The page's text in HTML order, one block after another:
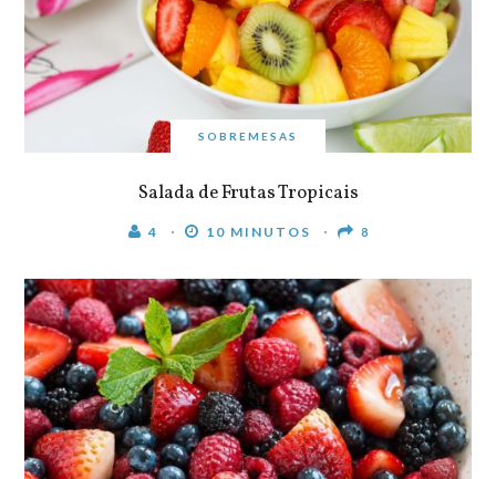
SOBREMESAS
Salada de Frutas Tropicais
4 10 MINUTOS 8